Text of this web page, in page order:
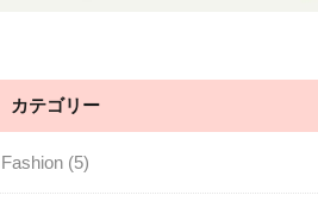
カテゴリー
Fashion (5)